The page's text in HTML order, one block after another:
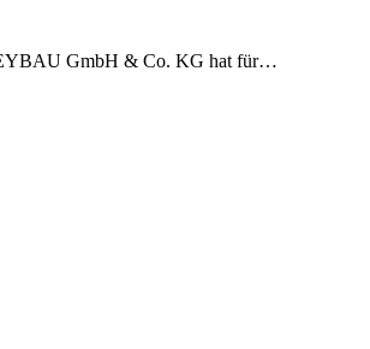
GmbH & Co. KG hat für…